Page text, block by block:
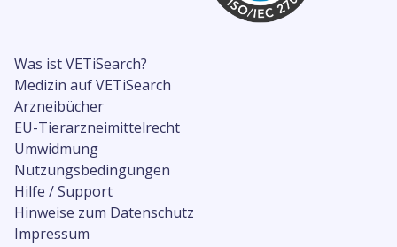
Was ist VETiSearch?
Medizin auf VETiSearch
Arzneibücher
EU-Tierarzneimittelrecht
Umwidmung
Nutzungsbedingungen
Hilfe / Support
Hinweise zum Datenschutz
Impressum